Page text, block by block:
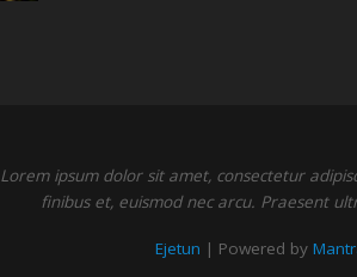
Lorem ipsum dolor sit amet, consectetur
finibus et, euismod nec arcu. Praesent
Ejetun | Powered by